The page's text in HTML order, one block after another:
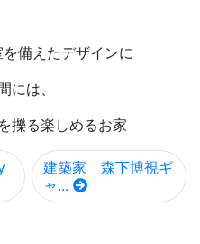
備えたデザインに
には、
擽る楽しめるお家
建築家 森下博視ギ
ャ...